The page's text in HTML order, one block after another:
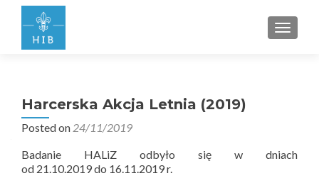
Harcerska Akcja Letnia (2019)
Posted on 24/11/2019
Badanie HALiZ odbyło się w dniach
od 21.10.2019 do 16.11.2019 r.